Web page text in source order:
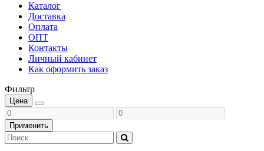
Каталог
Доставка
Оплата
ОПТ
Контакты
Личный кабинет
Как оформить заказ
Фильтр
Цена
Применить